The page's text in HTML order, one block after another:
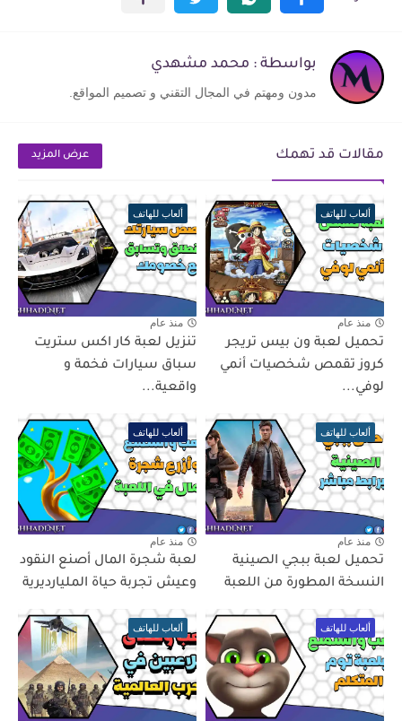
بواسطة : محمد مشهدي
مدون ومهتم في المجال التقني و تصميم المواقع.
مقالات قد تهمك عرض المزيد
ألعاب للهاتف
منذ عام
تحميل لعبة ون بيس تريجر
كروز تقمص شخصيات أنمي
لوفي...
ألعاب للهاتف
منذ عام
تنزيل لعبة كار اكس ستريت
سباق سيارات فخمة و
واقعية...
ألعاب للهاتف
منذ عام
تحميل لعبة ببجي الصينية
النسخة المطورة من اللعبة
ألعاب للهاتف
منذ عام
لعبة شجرة المال أصنع النقود
وعيش تجربة حياة المليارديرية
ألعاب للهاتف ألعاب للهاتف